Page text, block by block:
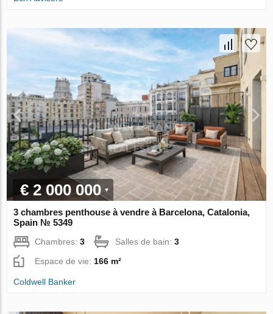
€ 2 000 000
3 chambres penthouse à vendre à Barcelona, Catalonia,
Spain № 5349
Chambres:3 Salles de bain:3
Espace de vie: 166 m²
Coldwell Banker